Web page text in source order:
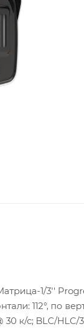
1/3''
112°, по
к/с; BLC/HLC/